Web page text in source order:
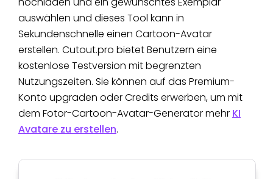
auswählen und dieses Tool kann in
Sekundenschnelle einen Cartoon-Avatar
erstellen. Cutout.pro bietet Benutzern eine
kostenlose Testversion mit begrenzten
Nutzungszeiten. Sie können auf das Premium-
Konto upgraden oder Credits erwerben, um mit
dem Fotor-Cartoon-Avatar-Generator mehr KI
Avatare zu erstellen.